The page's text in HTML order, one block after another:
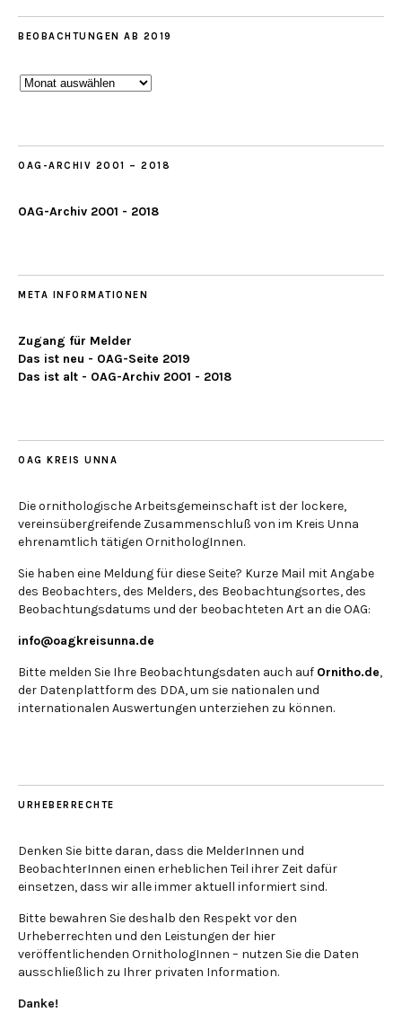
BEOBACHTUNGEN AB 2019
Beobachtungen
OAG-ARCHIV 2001 – 2018
OAG-Archiv 2001 - 2018
META INFORMATIONEN
Zugang für Melder
Das ist neu - OAG-Seite 2019
Das ist alt - OAG-Archiv 2001 - 2018
OAG KREIS UNNA
Die ornithologische Arbeitsgemeinschaft ist der lockere,
vereinsübergreifende Zusammenschluß von im Kreis Unna
ehrenamtlich tätigen OrnithologInnen.
Sie haben eine Meldung für diese Seite? Kurze Mail mit Angabe
des Beobachters, des Melders, des Beobachtungsortes, des
Beobachtungsdatums und der beobachteten Art an die OAG:
info@oagkreisunna.de
Bitte melden Sie Ihre Beobachtungsdaten auch auf Ornitho.de,
der Datenplattform des DDA, um sie nationalen und
internationalen Auswertungen unterziehen zu können.
URHEBERRECHTE
Denken Sie bitte daran, dass die MelderInnen und
BeobachterInnen einen erheblichen Teil ihrer Zeit dafür
einsetzen, dass wir alle immer aktuell informiert sind.
Bitte bewahren Sie deshalb den Respekt vor den
Urheberrechten und den Leistungen der hier
veröffentlichenden OrnithologInnen – nutzen Sie die Daten
ausschließlich zu Ihrer privaten Information.
Danke!